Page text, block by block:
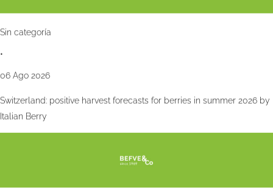
Sin categoría
•
06 Ago 2026
Switzerland: positive harvest forecasts for berries in summer 2026 by
Italian Berry